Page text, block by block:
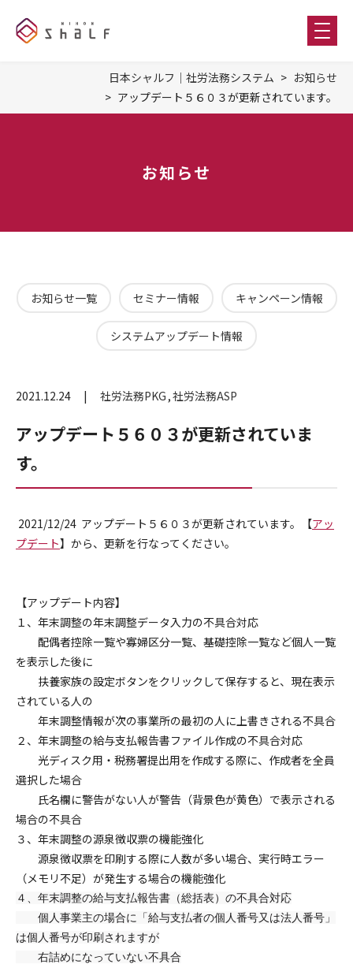
日本シャルフ｜社労法務システム
お知らせ
アップデート５６０３が更新されています。
お知らせ
お知らせ一覧 セミナー情報 キャンペーン情報
システムアップデート情報
2021.12.24 社労法務PKG 社労法務ASP
アップデート５６０３が更新されていま
す。
2021/12/24 アップデート５６０３が更新されています。【アッ
プデート】から、更新を行なってください。
【アップデート内容】
１、年末調整の年末調整データ入力の不具合対応
配偶者控除一覧や寡婦区分一覧、基礎控除一覧など個人一覧
を表示した後に
扶養家族の設定ボタンをクリックして保存すると、現在表示
されている人の
年末調整情報が次の事業所の最初の人に上書きされる不具合
２、年末調整の給与支払報告書ファイル作成の不具合対応
光ディスク用・税務署提出用を作成する際に、作成者を全員
選択した場合
氏名欄に警告がない人が警告（背景色が黄色）で表示される
場合の不具合
３、年末調整の源泉徴収票の機能強化
源泉徴収票を印刷する際に人数が多い場合、実行時エラー
（メモリ不足）が発生する場合の機能強化
４、年末調整の給与支払報告書（総括表）の不具合対応
個人事業主の場合に「給与支払者の個人番号又は法人番号」
は個人番号が印刷されますが
右詰めになっていない不具合